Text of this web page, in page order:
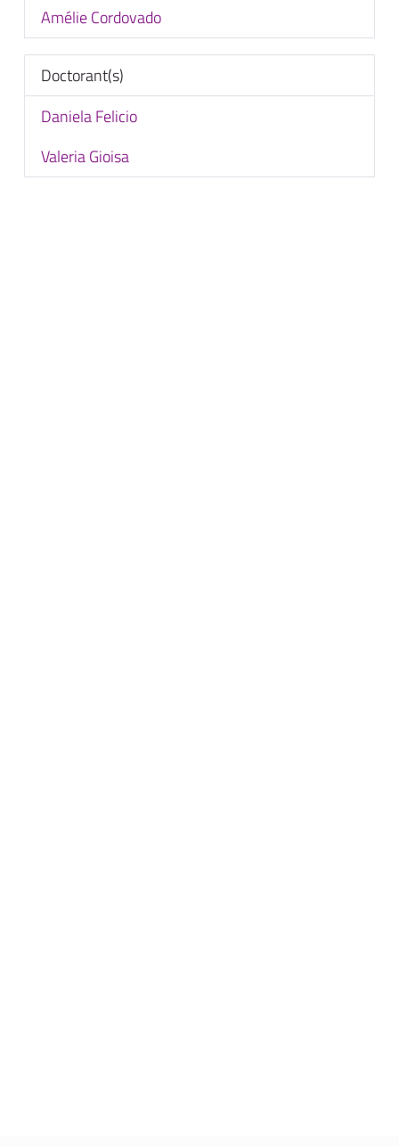
Amélie Cordovado
Doctorant(s)
Daniela Felicio
Valeria Gioisa